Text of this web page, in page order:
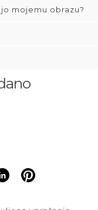
mojemu obrazu?